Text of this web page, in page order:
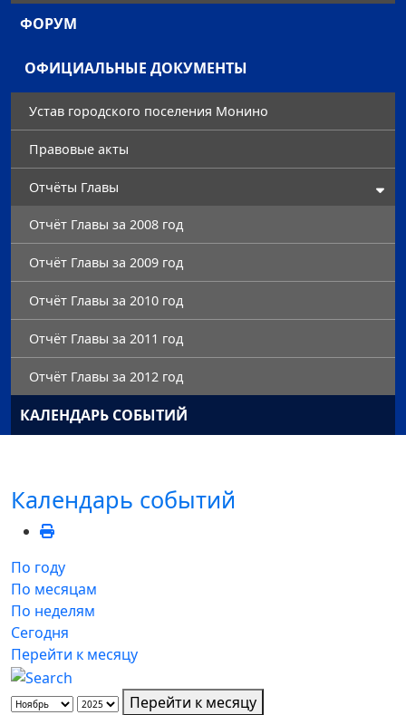
ФОРУМ
ОФИЦИАЛЬНЫЕ ДОКУМЕНТЫ
Устав городского поселения Монино
Правовые акты
Отчёты Главы
Отчёт Главы за 2008 год
Отчёт Главы за 2009 год
Отчёт Главы за 2010 год
Отчёт Главы за 2011 год
Отчёт Главы за 2012 год
КАЛЕНДАРЬ СОБЫТИЙ
Календарь событий
По году
По месяцам
По неделям
Сегодня
Перейти к месяцу
Перейти к месяцу